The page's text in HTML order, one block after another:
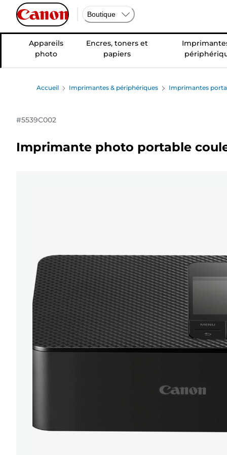
Boutique
Appareils
photo
Encres, toners et
papiers
Accueil Imprimantes & périphériques Imprimantes
#5539C002
Imprimante photo portable